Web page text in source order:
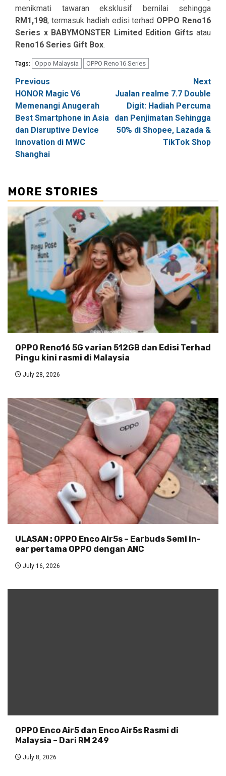
menikmati tawaran eksklusif bernilai sehingga
RM1,198, termasuk hadiah edisi terhad OPPO Reno16
Series x BABYMONSTER Limited Edition Gifts atau
Reno16 Series Gift Box.
Tags: Oppo Malaysia OPPO Reno16 Series
Post
navigation
Previous
HONOR Magic V6
Memenangi Anugerah
Best Smartphone in Asia
dan Disruptive Device
Innovation di MWC
Shanghai
Next
Jualan realme 7.7 Double
Digit: Hadiah Percuma
dan Penjimatan Sehingga
50% di Shopee, Lazada &
TikTok Shop
MORE STORIES
OPPO Reno16 5G varian 512GB dan Edisi Terhad
Pingu kini rasmi di Malaysia
July 28, 2026
ULASAN : OPPO Enco Air5s – Earbuds Semi in-
ear pertama OPPO dengan ANC
July 16, 2026
OPPO Enco Air5 dan Enco Air5s Rasmi di
Malaysia – Dari RM 249
July 8, 2026